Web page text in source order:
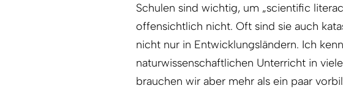
Schulen sind wichtig, um „scientific
offensichtlich nicht. Oft sind sie auch
nicht nur in Entwicklungsländern. Ich
naturwissenschaftlichen Unterricht in
brauchen wir aber mehr als ein paar